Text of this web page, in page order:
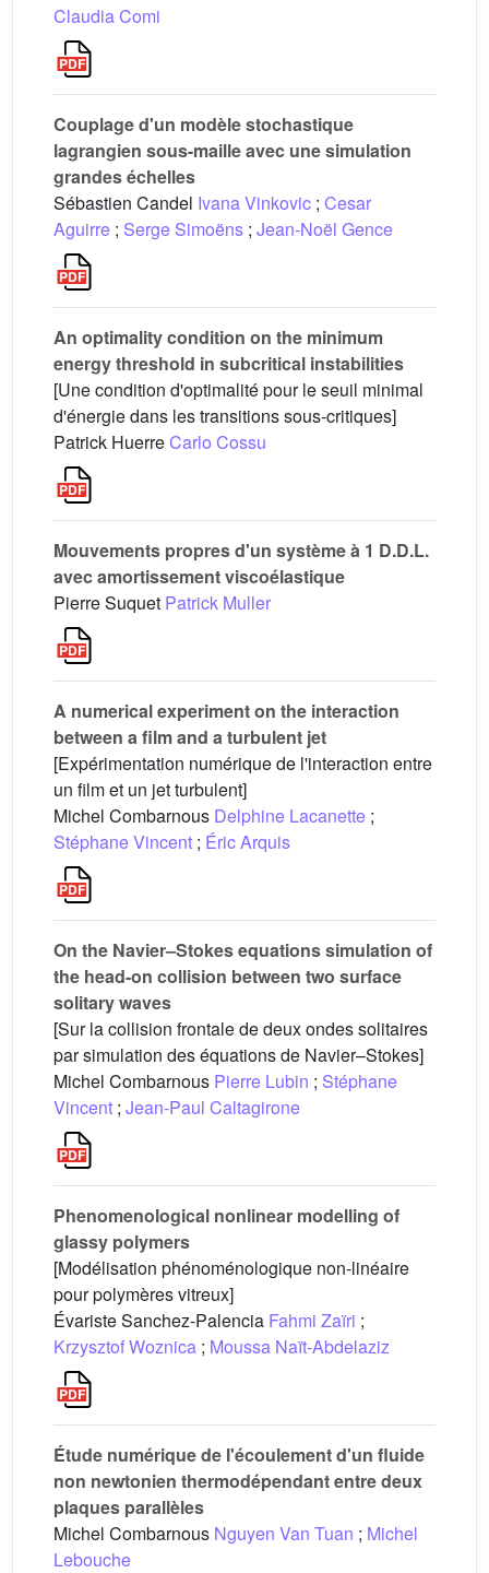
Claudia Comi
Couplage d'un modèle stochastique
lagrangien sous-maille avec une simulation
grandes échelles
Sébastien Candel Ivana Vinkovic ; Cesar
Aguirre ; Serge Simoëns ; Jean-Noël Gence
An optimality condition on the minimum
energy threshold in subcritical instabilities
[Une condition d'optimalité pour le seuil minimal
d'énergie dans les transitions sous-critiques]
Patrick HuerreCarlo Cossu
Mouvements propres d'un système à 1 D.D.L.
avec amortissement viscoélastique
Pierre Suquet Patrick Muller
A numerical experiment on the interaction
between a film and a turbulent jet
[Expérimentation numérique de l'interaction entre
un film et un jet turbulent]
Michel Combarnous Delphine Lacanette ;
Stéphane Vincent ; Éric Arquis
On the Navier–Stokes equations simulation of
the head-on collision between two surface
solitary waves
[Sur la collision frontale de deux ondes solitaires
par simulation des équations de Navier–Stokes]
Michel Combarnous Pierre Lubin ; Stéphane
Vincent ; Jean-Paul Caltagirone
Phenomenological nonlinear modelling of
glassy polymers
[Modélisation phénoménologique non-linéaire
pour polymères vitreux]
Évariste Sanchez-Palencia Fahmi Zaïri ;
Krzysztof Woznica ; Moussa Naït-Abdelaziz
Étude numérique de l'écoulement d'un fluide
non newtonien thermodépendant entre deux
plaques parallèles
Michel Combarnous Nguyen Van Tuan ; Michel
Lebouche